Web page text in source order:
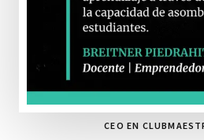
CEO EN